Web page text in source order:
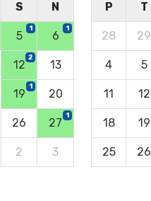
S N
5
1
6
1
12
2
13
19
1
20
26 27
1
2 3
P T
28 29
4 5
11 12
18 19
25 26